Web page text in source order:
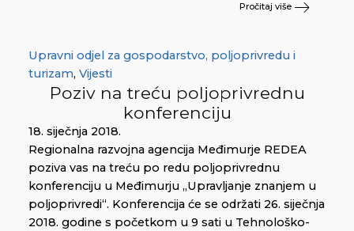
Pročitaj više
Upravni odjel za gospodarstvo, poljoprivredu i
turizam, Vijesti
Poziv na treću poljoprivrednu
konferenciju
18. siječnja 2018.
Regionalna razvojna agencija Međimurje REDEA
poziva vas na treću po redu poljoprivrednu
konferenciju u Međimurju „Upravljanje znanjem u
poljoprivredi“. Konferencija će se održati 26. siječnja
2018. godine s početkom u 9 sati u Tehnološko-